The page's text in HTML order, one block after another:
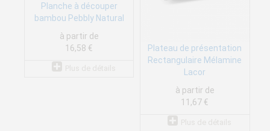
Planche à découper
bambou Pebbly Natural
à partir de
16,58 €
Plateau de présentation
Rectangulaire Mélamine
Lacor
à partir de
11,67 €